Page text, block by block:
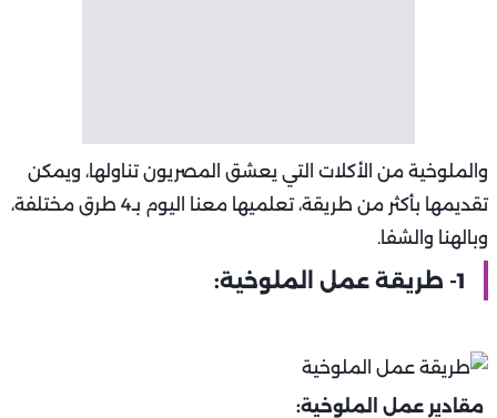
والملوخية من الأكلات التي يعشق المصريون تناولها، ويمكن
تقديمها بأكثر من طريقة، تعلميها معنا اليوم بـ4 طرق مختلفة،
وبالهنا والشفا.
1- طريقة عمل الملوخية:
مقادير عمل الملوخية: